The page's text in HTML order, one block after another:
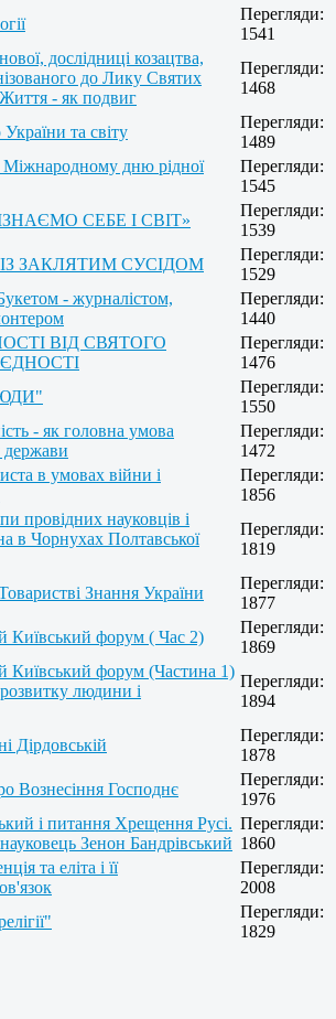
Перегляди:
1541
дослідниці козацтва,
до Лику Святих
- як подвиг
Перегляди:
1468
та світу
Перегляди:
1489
Міжнародному дню рідної
Перегляди:
1545
СЕБЕ І СВІТ»
Перегляди:
1539
ЗАКЛЯТИМ СУСІДОМ
Перегляди:
1529
- журналістом,
Перегляди:
1440
ВІД СВЯТОГО
Перегляди:
1476
Перегляди:
1550
- як головна умова
держави
Перегляди:
1472
в умовах війни і
Перегляди:
1856
провідних науковців і
в Чорнухах Полтавської
Перегляди:
1819
Знання України
Перегляди:
1877
форум ( Час 2)
Перегляди:
1869
форум (Частина 1)
людини і
Перегляди:
1894
Дірдовській
Перегляди:
1878
Вознесіння Господнє
Перегляди:
1976
і питання Хрещення Русі.
Зенон Бандрівський
Перегляди:
1860
та еліта і її
Перегляди:
2008
Перегляди:
1829